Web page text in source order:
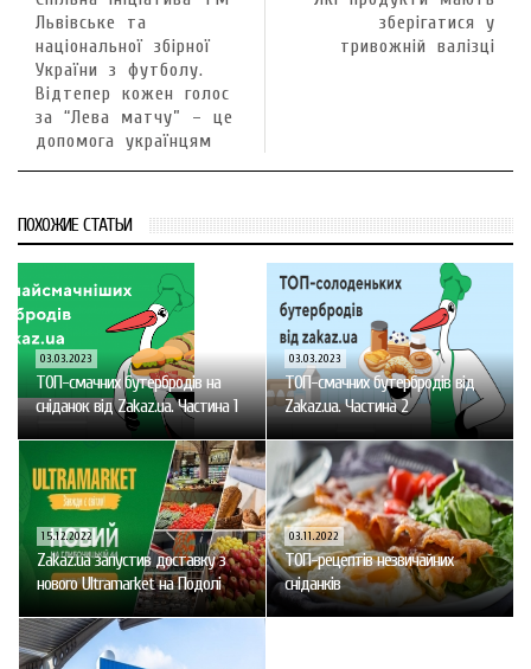
Львівське та
національної збірної
України з футболу.
Відтепер кожен голос
за “Лева матчу” – це
допомога українцям
зберігатися у
тривожній валізці
ПОХОЖИЕ СТАТЬИ
03.03.2023
ТОП-смачних бутербродів на
сніданок від Zakaz.ua. Частина 1
03.03.2023
ТОП-смачних бутербродів від
Zakaz.ua. Частина 2
15.12.2022
Zakaz.ua запустив доставку з
нового Ultramarket на Подолі
03.11.2022
ТОП-рецептів незвичайних
сніданків